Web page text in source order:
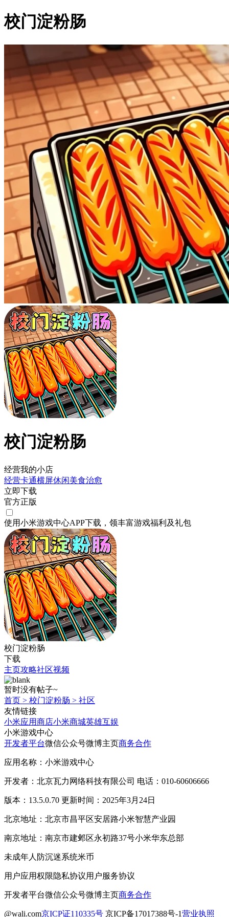
校门淀粉肠
校门淀粉肠
经营我的小店
经营卡通横屏休闲美食治愈
立即下载
官方正版
使用小米游戏中心APP下载 ，领丰富游戏福利 及礼包
校门淀粉肠
下载
主页攻略社区视频
暂时没有帖子~
首页 > 校门淀粉肠 > 社区
友情链接
小米应用商店小米商城英雄互娱
小米游戏中心
开发者平台微信公众号微博主页商务合作
应用名称：小米游戏中心
开发者：北京瓦力网络科技有限公司 电话：010-60606666
版本：13.5.0.70 更新时间：2025年3月24日
北京地址：北京市昌平区安居路小米智慧产业园
南京地址：南京市建邺区永初路37号小米华东总部
未成年人防沉迷系统米币
用户应用权限隐私协议用户服务协议
开发者平台微信公众号微博主页商务合作
@wali.com京ICP证110335号 京ICP备17017388号-1营业执照